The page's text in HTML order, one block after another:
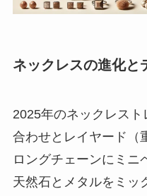
ネックレスの進化と
2025年のネックレス
合わせとレイヤード（
ロングチェーンにミニ
天然石とメタルをミッ